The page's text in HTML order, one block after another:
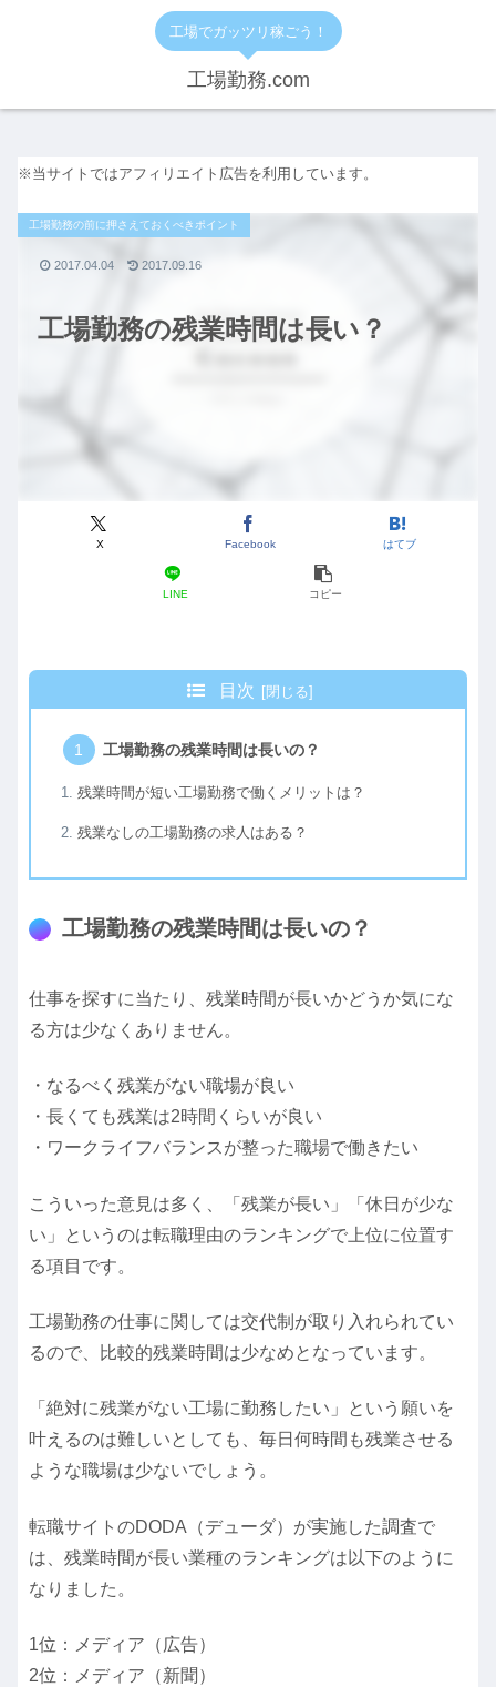
工場でガッツリ稼ごう！
工場勤務.com
※当サイトではアフィリエイト広告を利用しています。
工場勤務の残業時間は長い？
工場勤務の前に押さえておくべきポイント
X Facebook はてブ
LINE コピー
2017.04.04 2017.09.16
目次
工場勤務の残業時間は長いの？
残業時間が短い工場勤務で働くメリットは？
残業なしの工場勤務の求人はある？
工場勤務の残業時間は長いの？
仕事を探すに当たり、残業時間が長いかどうか気にな
る方は少なくありません。
・なるべく残業がない職場が良い
・長くても残業は2時間くらいが良い
・ワークライフバランスが整った職場で働きたい
こういった意見は多く、「残業が長い」「休日が少な
い」というのは転職理由のランキングで上位に位置す
る項目です。
工場勤務の仕事に関しては交代制が取り入れられてい
るので、比較的残業時間は少なめとなっています。
「絶対に残業がない工場に勤務したい」という願いを
叶えるのは難しいとしても、毎日何時間も残業させる
ような職場は少ないでしょう。
転職サイトのDODA（デューダ）が実施した調査で
は、残業時間が長い業種のランキングは以下のように
なりました。
1位：メディア（広告）
2位：メディア（新聞）